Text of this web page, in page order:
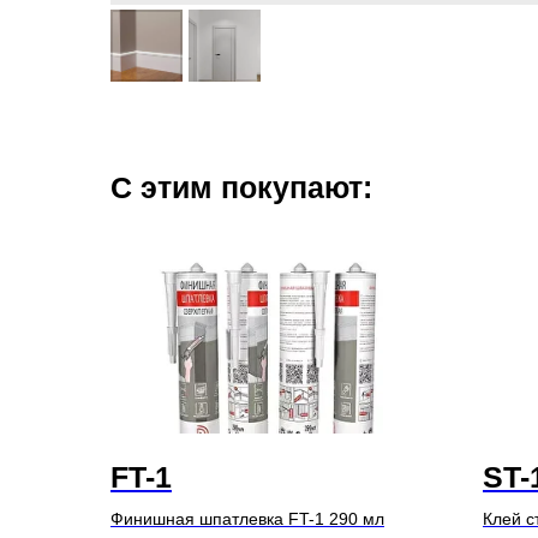
С этим покупают:
FT-1
Финишная шпатлевка FT-1 290 мл
ST-
Клей